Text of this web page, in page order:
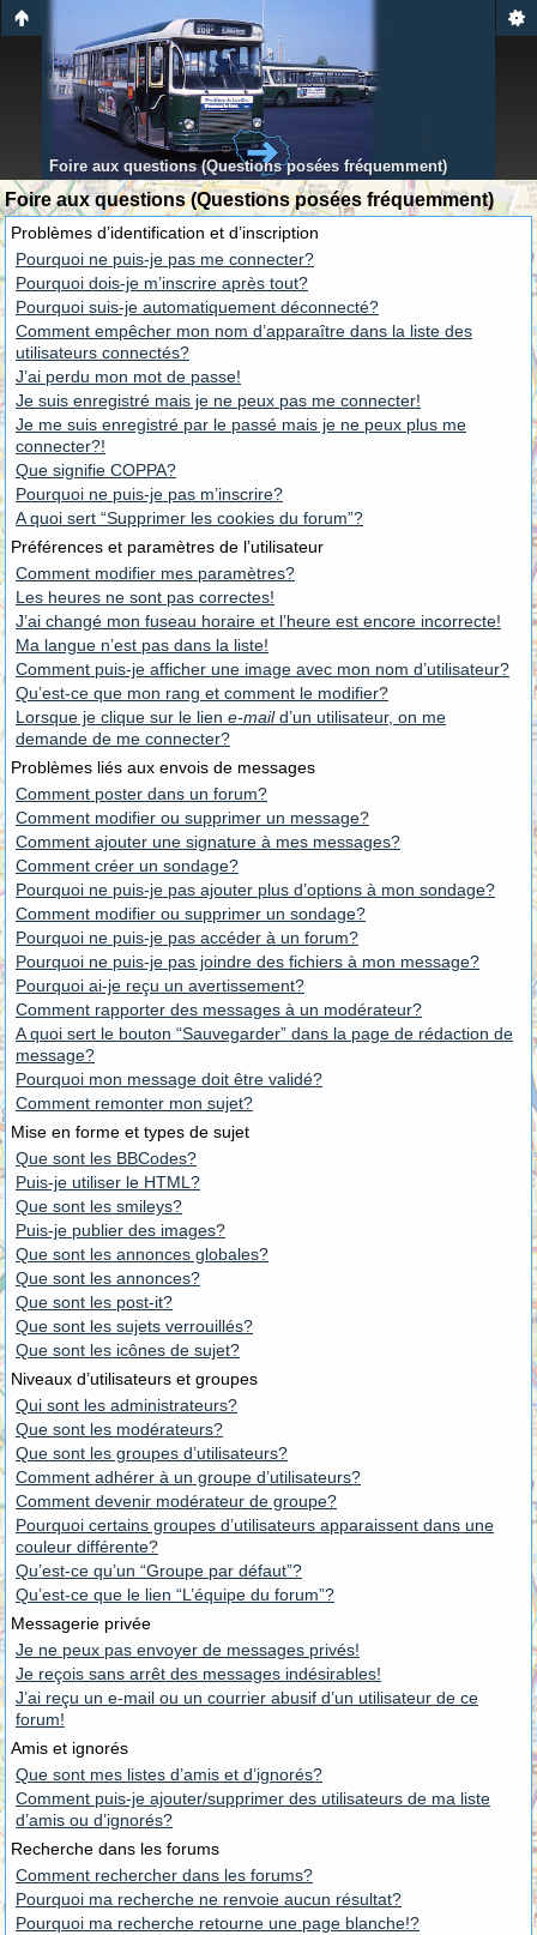
Foire aux questions (Questions posées fréquemment)
Foire aux questions (Questions posées fréquemment)
Problèmes d’identification et d’inscription
Pourquoi ne puis-je pas me connecter?
Pourquoi dois-je m’inscrire après tout?
Pourquoi suis-je automatiquement déconnecté?
Comment empêcher mon nom d’apparaître dans la liste des
utilisateurs connectés?
J’ai perdu mon mot de passe!
Je suis enregistré mais je ne peux pas me connecter!
Je me suis enregistré par le passé mais je ne peux plus me
connecter?!
Que signifie COPPA?
Pourquoi ne puis-je pas m’inscrire?
A quoi sert “Supprimer les cookies du forum”?
Préférences et paramètres de l’utilisateur
Comment modifier mes paramètres?
Les heures ne sont pas correctes!
J’ai changé mon fuseau horaire et l’heure est encore incorrecte!
Ma langue n’est pas dans la liste!
Comment puis-je afficher une image avec mon nom d’utilisateur?
Qu’est-ce que mon rang et comment le modifier?
Lorsque je clique sur le lien e-maild’un utilisateur, on me
demande de me connecter?
Problèmes liés aux envois de messages
Comment poster dans un forum?
Comment modifier ou supprimer un message?
Comment ajouter une signature à mes messages?
Comment créer un sondage?
Pourquoi ne puis-je pas ajouter plus d’options à mon sondage?
Comment modifier ou supprimer un sondage?
Pourquoi ne puis-je pas accéder à un forum?
Pourquoi ne puis-je pas joindre des fichiers à mon message?
Pourquoi ai-je reçu un avertissement?
Comment rapporter des messages à un modérateur?
A quoi sert le bouton “Sauvegarder” dans la page de rédaction de
message?
Pourquoi mon message doit être validé?
Comment remonter mon sujet?
Mise en forme et types de sujet
Que sont les BBCodes?
Puis-je utiliser le HTML?
Que sont les smileys?
Puis-je publier des images?
Que sont les annonces globales?
Que sont les annonces?
Que sont les post-it?
Que sont les sujets verrouillés?
Que sont les icônes de sujet?
Niveaux d’utilisateurs et groupes
Qui sont les administrateurs?
Que sont les modérateurs?
Que sont les groupes d’utilisateurs?
Comment adhérer à un groupe d’utilisateurs?
Comment devenir modérateur de groupe?
Pourquoi certains groupes d’utilisateurs apparaissent dans une
couleur différente?
Qu’est-ce qu’un “Groupe par défaut”?
Qu’est-ce que le lien “L’équipe du forum”?
Messagerie privée
Je ne peux pas envoyer de messages privés!
Je reçois sans arrêt des messages indésirables!
J’ai reçu un e-mail ou un courrier abusif d’un utilisateur de ce
forum!
Amis et ignorés
Que sont mes listes d’amis et d’ignorés?
Comment puis-je ajouter/supprimer des utilisateurs de ma liste
d’amis ou d’ignorés?
Recherche dans les forums
Comment rechercher dans les forums?
Pourquoi ma recherche ne renvoie aucun résultat?
Pourquoi ma recherche retourne une page blanche!?